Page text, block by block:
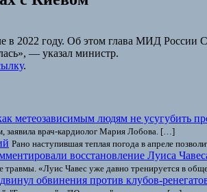
в 2022 году. Об этом глава МИД России
— указал министр.
.
метеозависимым людям не усугубить
заявила врач-кардиолог Мария Лобова. […]
Рано наступившая теплая погода в апреле
восстановление Луиса
травмы. «Луис Чавес уже давно тренируется в
обвинения против клубов-